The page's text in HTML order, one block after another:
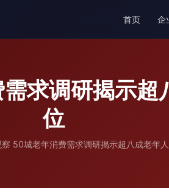
首页 企
求调研揭示超
位
50城老年消费需求调研揭示超八成老年